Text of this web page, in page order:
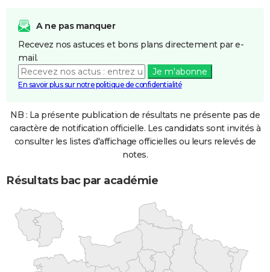
A ne pas manquer
Recevez nos astuces et bons plans directement par e-
mail.
Je m'abonne
En savoir plus sur notre politique de confidentialité
NB : La présente publication de résultats ne présente pas de
caractère de notification officielle. Les candidats sont invités à
consulter les listes d'affichage officielles ou leurs relevés de
notes.
Résultats bac par académie